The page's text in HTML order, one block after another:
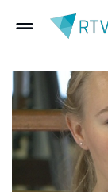
drag_handle